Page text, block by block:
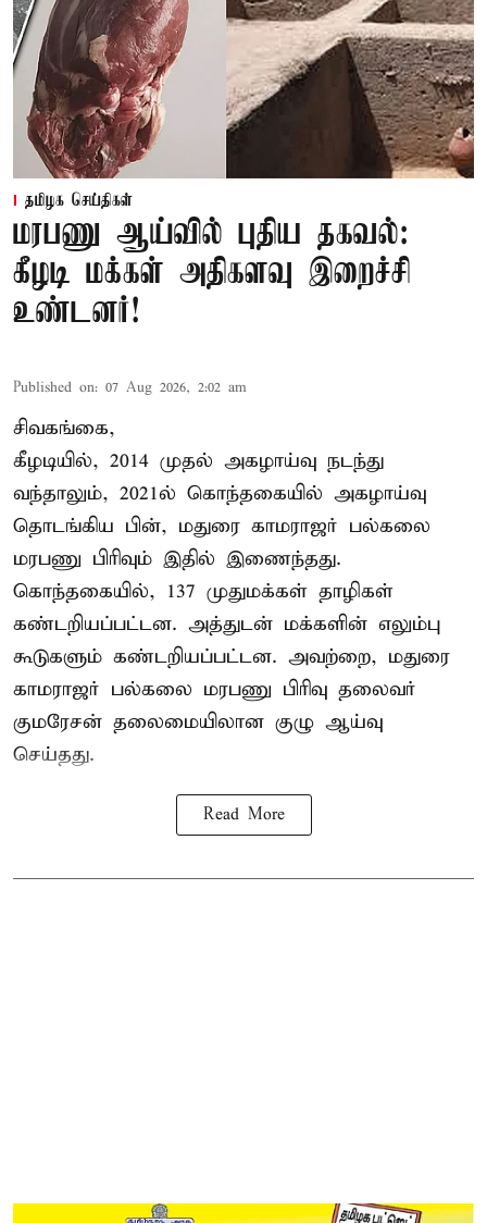
தமிழக செய்திகள்
மரபணு ஆய்வில் புதிய தகவல்:
கீழடி மக்கள் அதிகளவு இறைச்சி
உண்டனர்!
Published on: 07 Aug 2026, 2:02 am
சிவகங்கை,
கீழடியில், 2014 முதல் அகழாய்வு நடந்து
வந்தாலும், 2021ல் கொந்தகையில் அகழாய்வு
தொடங்கிய பின், மதுரை காமராஜர் பல்கலை
மரபணு பிரிவும் இதில் இணைந்தது.
கொந்தகையில், 137 முதுமக்கள் தாழிகள்
கண்டறியப்பட்டன. அத்துடன் மக்களின் எலும்பு
கூடுகளும் கண்டறியப்பட்டன. அவற்றை, மதுரை
காமராஜர் பல்கலை மரபணு பிரிவு தலைவர்
குமரேசன் தலைமையிலான குழு ஆய்வு
செய்தது.
Read More